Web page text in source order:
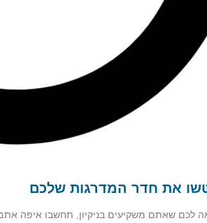
את חדר המדרגות שלכם
לכם שאתם משקיעים בניקיון, תחשבו איפה אתם